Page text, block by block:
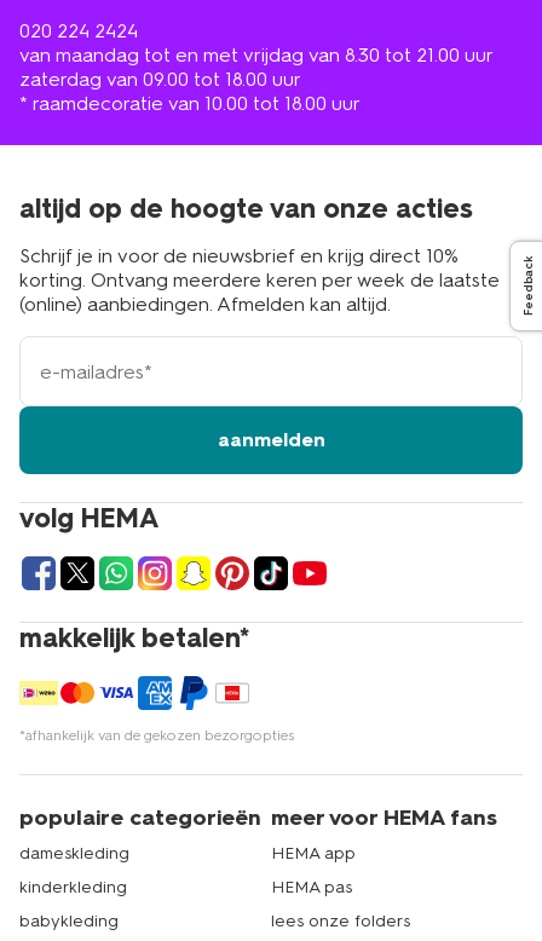
020 224 2424
van maandag tot en met vrijdag van 8.30 tot 21.00 uur
zaterdag van 09.00 tot 18.00 uur
* raamdecoratie van 10.00 tot 18.00 uur
volg HEMA
makkelijk betalen*
*afhankelijk van de gekozen bezorgopties
altijd op de hoogte van onze acties
Schrijf je in voor de nieuwsbrief en krijg direct 10%
korting. Ontvang meerdere keren per week de laatste
(online) aanbiedingen. Afmelden kan altijd.
e-
mailadres
aanmelden
populaire categorieën
dameskleding
kinderkleding
babykleding
meer voor HEMA fans
HEMA app
HEMA pas
lees onze folders
Feedback